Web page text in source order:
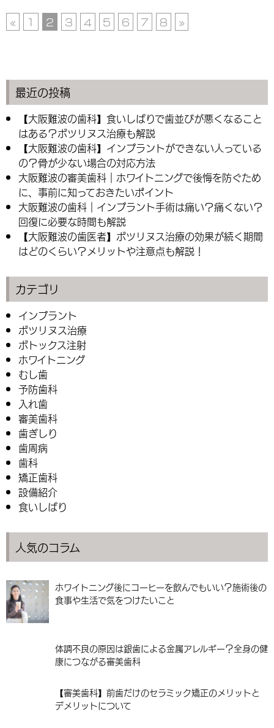
« 1 2 3 4 5 6 7 8 »
最近の投稿
【大阪難波の歯科】食いしばりで歯並びが悪くなること
はある？ボツリヌス治療も解説
【大阪難波の歯科】インプラントができない人っている
の？骨が少ない場合の対応方法
大阪難波の審美歯科｜ホワイトニングで後悔を防ぐため
に、事前に知っておきたいポイント
大阪難波の歯科｜インプラント手術は痛い？痛くない？
回復に必要な時間も解説
【大阪難波の歯医者】ボツリヌス治療の効果が続く期間
はどのくらい？メリットや注意点も解説！
カテゴリ
インプラント
ボツリヌス治療
ボトックス注射
ホワイトニング
むし歯
予防歯科
入れ歯
審美歯科
歯ぎしり
歯周病
歯科
矯正歯科
設備紹介
食いしばり
人気のコラム
ホワイトニング後にコーヒーを飲んでもいい？施術後の
食事や生活で気をつけたいこと
体調不良の原因は銀歯による金属アレルギー？全身の健
康につながる審美歯科
【審美歯科】前歯だけのセラミック矯正のメリットと
デメリットについて